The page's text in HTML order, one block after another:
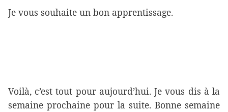
Je vous souhaite un bon apprentissage.
Voilà, c’est tout pour aujourd’hui. Je vous dis à la
semaine prochaine pour la suite. Bonne semaine